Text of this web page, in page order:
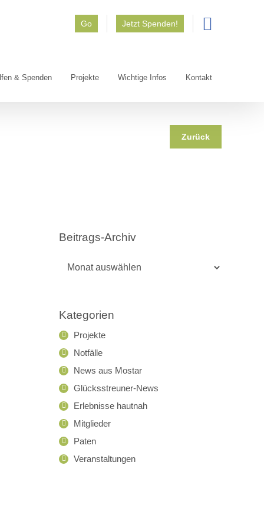
Go Jetzt Spenden!
& Spenden Projekte Wichtige Infos Kontakt
Zurück
Beitrags-Archiv
Kategorien
Projekte
Notfälle
News aus Mostar
Glücksstreuner-News
Erlebnisse hautnah
Mitglieder
Paten
Veranstaltungen